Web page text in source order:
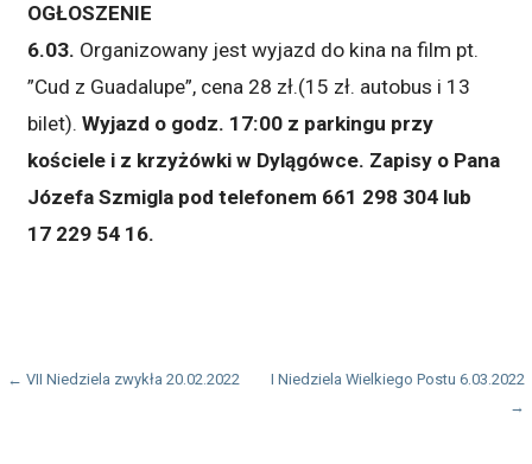
OGŁOSZENIE
6.03. Organizowany jest wyjazd do kina na film pt.
”Cud z Guadalupe”, cena 28 zł.(15 zł. autobus i 13
bilet).Wyjazd o godz. 17:00 z parkingu przy
kościele i z krzyżówki w Dylągówce. Zapisy o Pana
Józefa Szmigla pod telefonem 661 298 304 lub
17 229 54 16.
Nawigacja
← VII Niedziela zwykła 20.02.2022
I Niedziela Wielkiego Postu 6.03.2022
→